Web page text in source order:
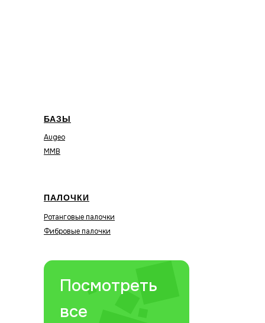
БАЗЫ
Augeo
MMB
ПАЛОЧКИ
Ротанговые палочки
Фибровые палочки
Посмотреть
все